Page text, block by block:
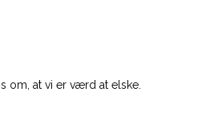
om, at vi er værd at elske.